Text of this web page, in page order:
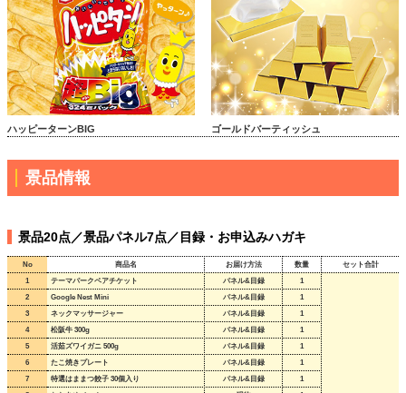
ハッピーターンBIG ゴールドバーティッシュ
景品情報
景品20点／景品パネル7点／目録・お申込みハガキ
No 商品名 お届け方法 数量
セット合計
1
テーマパークペアチケット パネル&目録
1
2
Google Nest Mini パネル&目録
1
3
ネックマッサージャー パネル&目録
1
4
松阪牛 300g パネル&目録
1
5
活茹ズワイガニ 500g パネル&目録
1
6
たこ焼きプレート パネル&目録
1
7
特選はままつ餃子 30個入り パネル&目録
1